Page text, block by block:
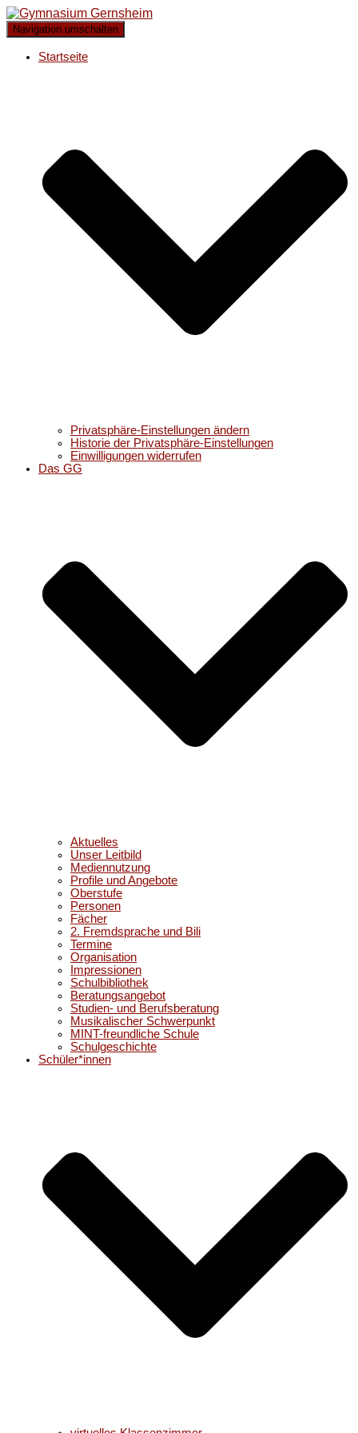
Navigation umschalten
Startseite
Privatsphäre-Einstellungen ändern
Historie der Privatsphäre-Einstellungen
Einwilligungen widerrufen
Das GG
Aktuelles
Unser Leitbild
Mediennutzung
Profile und Angebote
Oberstufe
Personen
Fächer
2. Fremdsprache und Bili
Termine
Organisation
Impressionen
Schulbibliothek
Beratungsangebot
Studien- und Berufsberatung
Musikalischer Schwerpunkt
MINT-freundliche Schule
Schulgeschichte
Schüler*innen